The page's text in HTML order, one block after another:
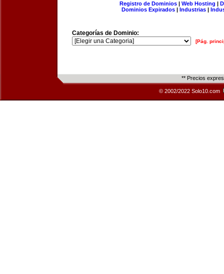
Registro de Dominios| Web Hosting |
Dominios Expirados | Industrias |
Categorías de Dominio:
[Pág.
** Precios
© 2002/2022 Solo10.com